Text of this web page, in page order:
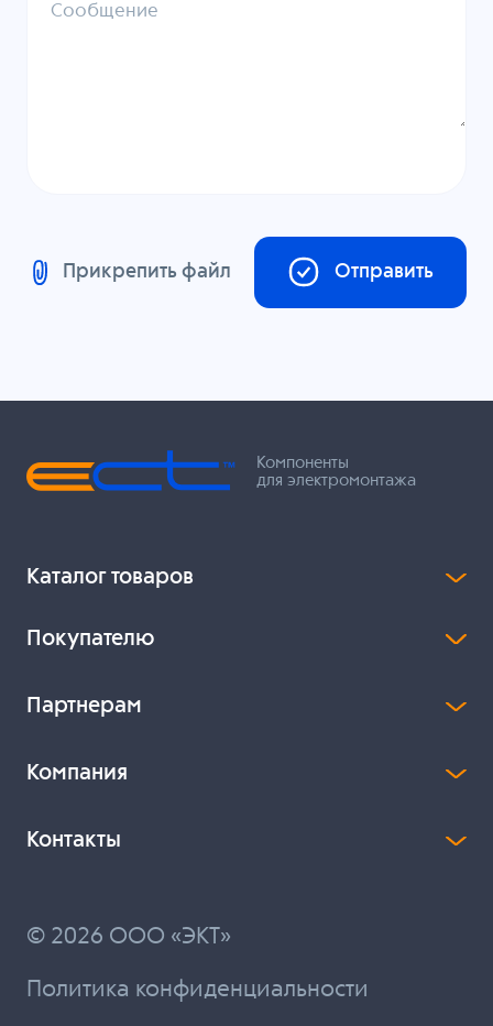
Сообщение
Прикрепить файл Отправить
Компоненты
для электромонтажа
Каталог товаров
Покупателю
Партнерам
Компания
Контакты
© 2026 ООО «ЭКТ»
Политика конфиденциальности